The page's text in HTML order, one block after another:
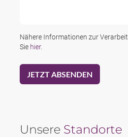
Nähere Informationen zur
Sie hier.
Unsere Standorte